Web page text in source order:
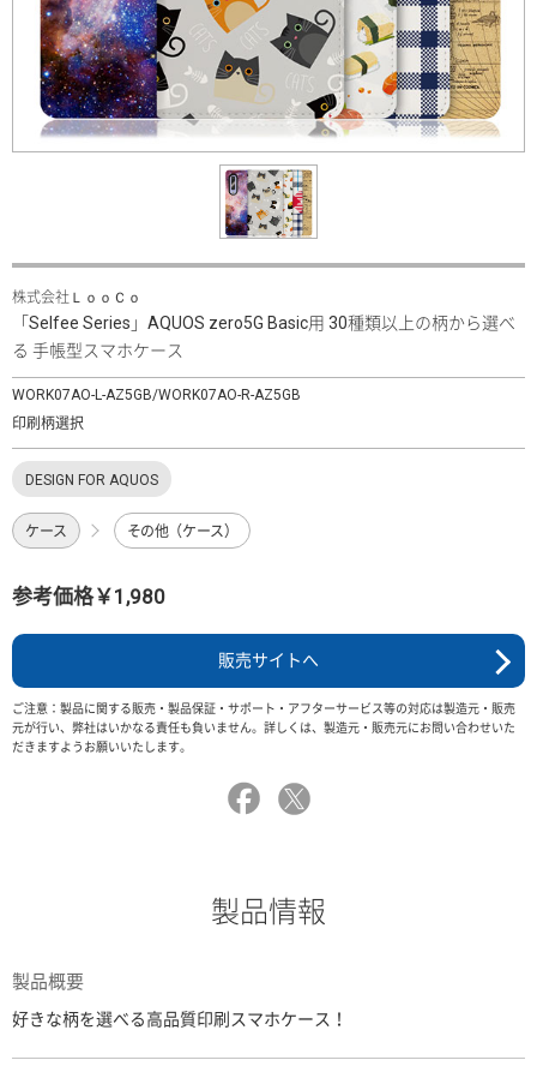
株式会社ＬｏｏＣｏ
「Selfee Series」AQUOS zero5G Basic用 30種類以上の柄から選べ
る 手帳型スマホケース
WORK07AO-L-AZ5GB/WORK07AO-R-AZ5GB
印刷柄選択
DESIGN FOR AQUOS
ケース その他（ケース）
参考価格￥1,980
販売サイトへ
ご注意：製品に関する販売・製品保証・サポート・アフターサービス等の対応は製造元・販売
元が行い、弊社はいかなる責任も負いません。詳しくは、製造元・販売元にお問い合わせいた
だきますようお願いいたします。
製品情報
製品概要
好きな柄を選べる高品質印刷スマホケース！